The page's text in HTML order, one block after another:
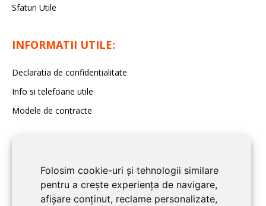
Folosim cookie-uri și tehnologii similare
pentru a crește experiența de navigare,
afișare conținut, reclame personalizate,
Sfaturi Utile
INFORMATII UTILE:
Declaratia de confidentialitate
Info si telefoane utile
Modele de contracte